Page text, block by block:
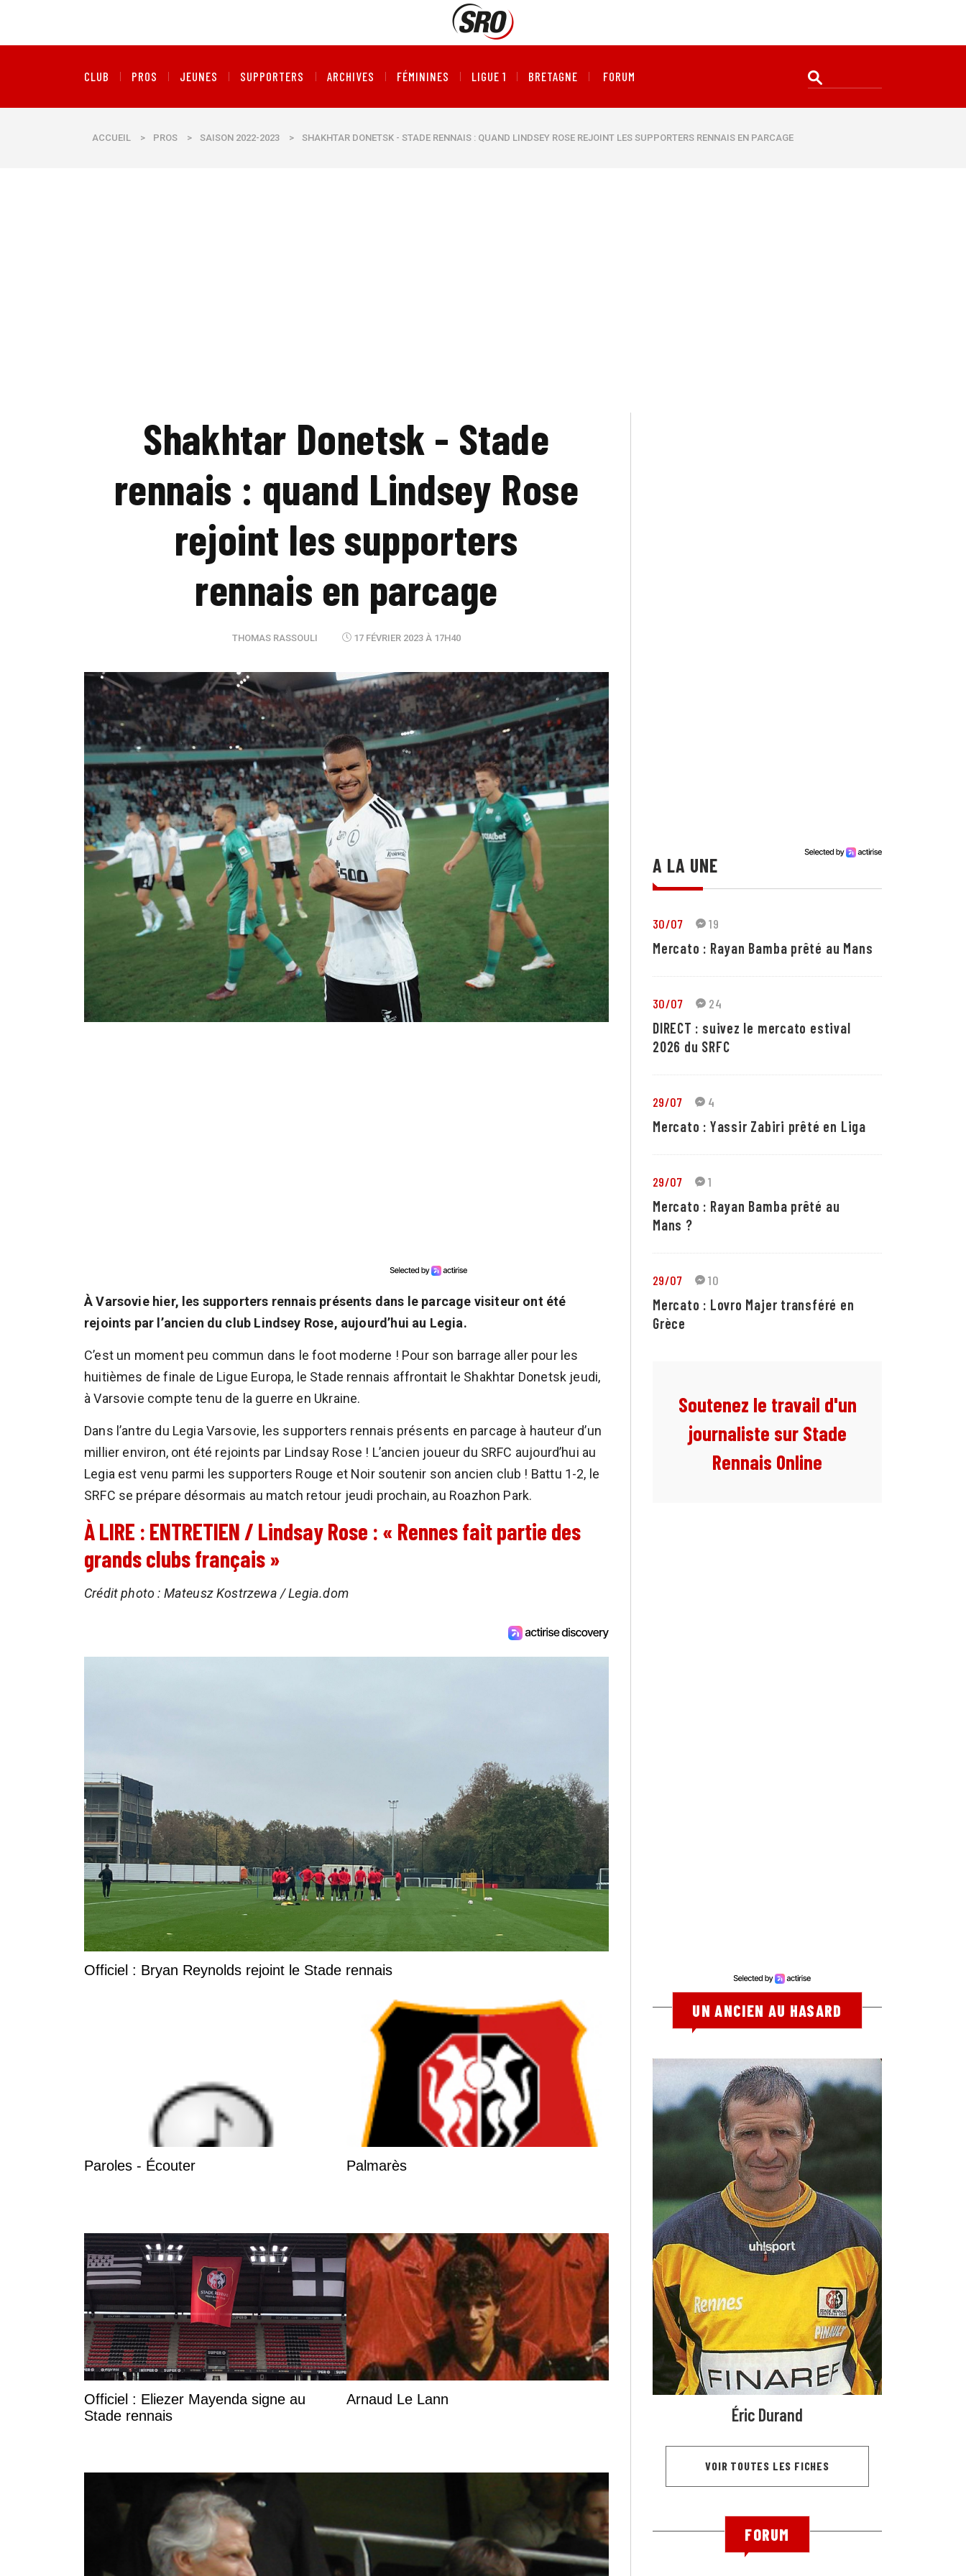
CLUB PROS JEUNES SUPPORTERS ARCHIVES FÉMININES LIGUE 1 BRETAGNE FORUM
ACCUEIL > PROS > SAISON 2022-2023 > SHAKHTAR DONETSK - STADE RENNAIS : QUAND LINDSEY ROSE REJOINT LES SUPPORTERS RENNAIS EN PARCAGE
Shakhtar Donetsk - Stade
rennais : quand Lindsey Rose
rejoint les supporters
rennais en parcage
THOMAS RASSOULI 17 FÉVRIER 2023 À 17H40
À Varsovie hier, les supporters rennais présents dans le parcage visiteur ont été
rejoints par l’ancien du club Lindsey Rose, aujourd’hui au Legia.
C’est un moment peu commun dans le foot moderne ! Pour son barrage aller pour les
huitièmes de finale de Ligue Europa, le Stade rennais affrontait le Shakhtar Donetsk jeudi,
à Varsovie compte tenu de la guerre en Ukraine.
Dans l’antre du Legia Varsovie, les supporters rennais présents en parcage à hauteur d’un
millier environ, ont été rejoints par Lindsay Rose ! L’ancien joueur du SRFC aujourd’hui au
Legia est venu parmi les supporters Rouge et Noir soutenir son ancien club ! Battu 1-2, le
SRFC se prépare désormais au match retour jeudi prochain, au Roazhon Park.
À LIRE : ENTRETIEN / Lindsay Rose : « Rennes fait partie des
grands clubs français »
Crédit photo : Mateusz Kostrzewa / Legia.dom
Officiel : Bryan Reynolds rejoint le Stade rennais
Paroles - Écouter Palmarès
Officiel : Eliezer Mayenda signe au
Stade rennais
Arnaud Le Lann
A LA UNE
30/07 19
Mercato : Rayan Bamba prêté au Mans
30/07 24
DIRECT : suivez le mercato estival
2026 du SRFC
29/07 4
Mercato : Yassir Zabiri prêté en Liga
29/07 1
Mercato : Rayan Bamba prêté au
Mans ?
29/07 10
Mercato : Lovro Majer transféré en
Grèce
Soutenez le travail d'un
journaliste sur Stade
Rennais Online
UN ANCIEN AU HASARD
Éric Durand
VOIR TOUTES LES FICHES
FORUM